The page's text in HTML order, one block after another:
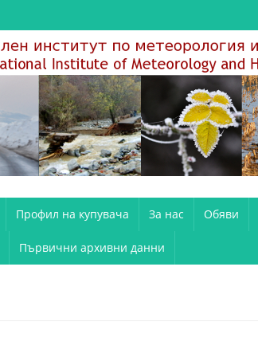
Профил на купувача За нас Обяви
Първични архивни данни